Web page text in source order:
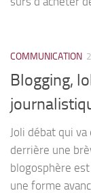
COMMUNICATION
Blogging,
Joli débat qui
derrière une
blogosphère
une forme